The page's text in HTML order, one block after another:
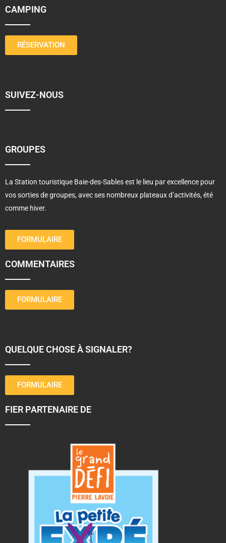
CAMPING
RÉSERVATION
SUIVEZ-NOUS
GROUPES
La Station touristique Baie-des-Sables est le lieu par excellence pour
vos sorties de groupes, avec ses nombreux plateaux d’activités, été
comme hiver.
FORMULAIRE
COMMENTAIRES
FORMULAIRE
QUELQUE CHOSE À SIGNALER?
FORMULAIRE
FIER PARTENAIRE DE